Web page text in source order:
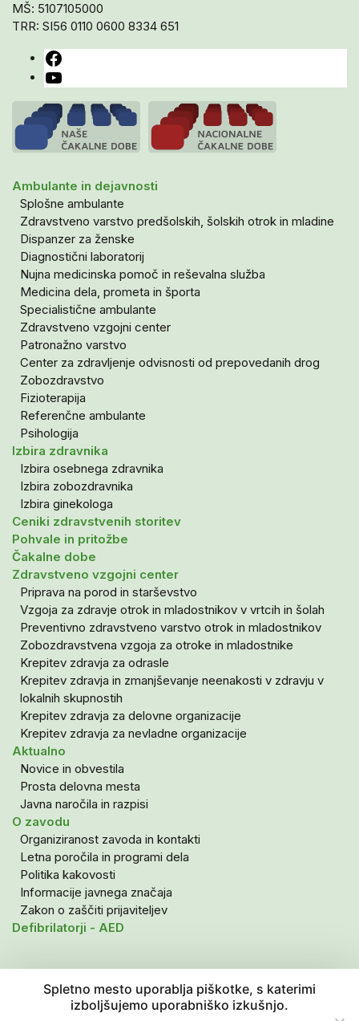
Spletno mesto uporablja piškotke, s katerimi
izboljšujemo uporabniško izkušnjo.
MŠ: 5107105000
TRR: SI56 0110 0600 8334 651
Ambulante in dejavnosti
Splošne ambulante
Zdravstveno varstvo predšolskih, šolskih otrok in mladine
Dispanzer za ženske
Diagnostični laboratorij
Nujna medicinska pomoč in reševalna služba
Medicina dela, prometa in športa
Specialistične ambulante
Zdravstveno vzgojni center
Patronažno varstvo
Center za zdravljenje odvisnosti od prepovedanih drog
Zobozdravstvo
Fizioterapija
Referenčne ambulante
Psihologija
Izbira zdravnika
Izbira osebnega zdravnika
Izbira zobozdravnika
Izbira ginekologa
Ceniki zdravstvenih storitev
Pohvale in pritožbe
Čakalne dobe
Zdravstveno vzgojni center
Priprava na porod in starševstvo
Vzgoja za zdravje otrok in mladostnikov v vrtcih in šolah
Preventivno zdravstveno varstvo otrok in mladostnikov
Zobozdravstvena vzgoja za otroke in mladostnike
Krepitev zdravja za odrasle
Krepitev zdravja in zmanjševanje neenakosti v zdravju v
lokalnih skupnostih
Krepitev zdravja za delovne organizacije
Krepitev zdravja za nevladne organizacije
Aktualno
Novice in obvestila
Prosta delovna mesta
Javna naročila in razpisi
O zavodu
Organiziranost zavoda in kontakti
Letna poročila in programi dela
Politika kakovosti
Informacije javnega značaja
Zakon o zaščiti prijaviteljev
Defibrilatorji - AED
Politika zasebnosti in varovanje osebnih podatkov